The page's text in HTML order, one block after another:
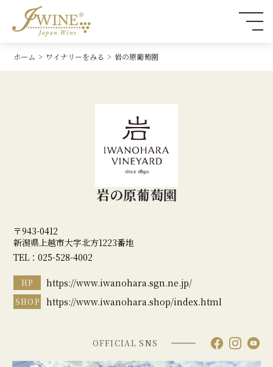
ホーム ワイナリーをみる 岩の原葡萄園
岩の原葡萄園
〒943-0412
新潟県上越市大字北方1223番地
TEL：025-528-4002
HP https://www.iwanohara.sgn.ne.jp/
SHOP https://www.iwanohara.shop/index.html
OFFICIAL SNS